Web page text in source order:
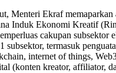
Menteri Ekraf memaparkan
Induk Ekonomi Kreatif
cakupan subsektor
subsektor, termasuk
internet of things,
(konten kreator, affiliator,